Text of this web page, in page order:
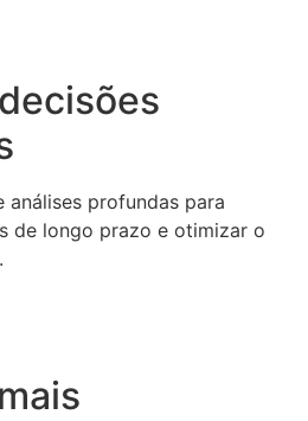
análises profundas para
de longo prazo e otimizar o